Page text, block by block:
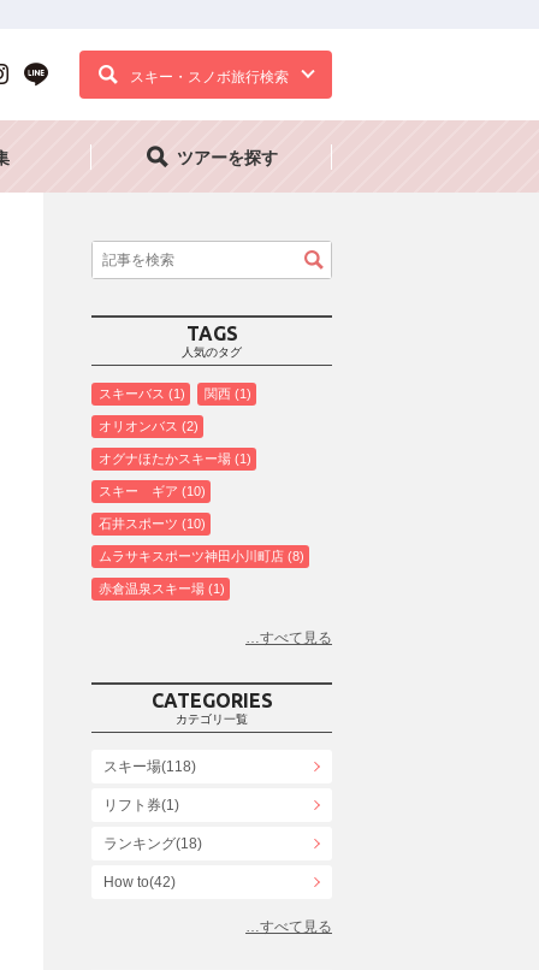
スキー・スノボ旅行検索
ツアーを探す
TAGS
人気のタグ
スキーバス 1 関西 1
オリオンバス 2
オグナほたかスキー場 1
スキー ギア 10
石井スポーツ 10
ムラサキスポーツ神田小川町店 8
赤倉温泉スキー場 1
鹿島槍スキー場ファミリーパーク 2
斑尾高原スキー場 4
エイブル白馬五竜＆Hakuba47
白馬乗鞍温泉スキー場
Snowboard Shop F.JANCK
CATEGORIES
カテゴリ一覧
スキー場(118)
リフト券(1)
ランキング(18)
How to(42)